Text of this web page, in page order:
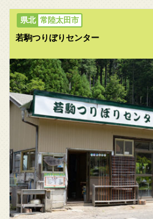
常陸太田市
若駒つりぼりセンター